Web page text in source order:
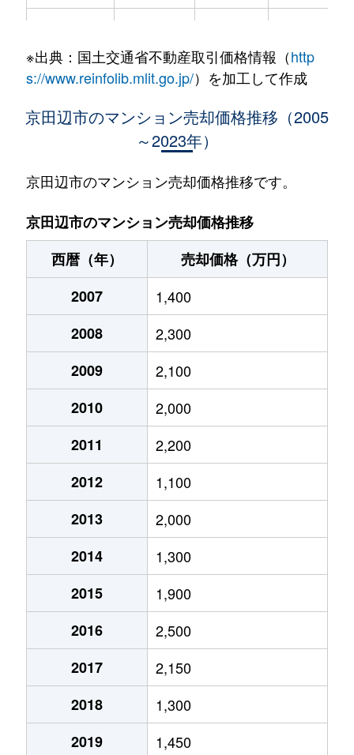
山手東
4,200万円 松井山手 徒歩6分
3,500万円 松井山手
山手南
2,800万円 松井山手 徒歩6分
山手南
3,000万円 松井山手
※出典：国土交通省不動産取引価格情報（http
s://www.reinfolib.mlit.go.jp/）を加工して作成
京田辺市のマンション売却価格推移（2005
～2023年）
京田辺市のマンション売却価格推移です。
京田辺市のマンション売却価格推移
西暦（年）
売却価格（万円）
2007
1,400
2008
2,300
2009
2,100
2010
2,000
2011
2,200
2012
1,100
2013
2,000
2014
1,300
2015
1,900
2016
2,500
2017
2,150
2018
1,300
2019
1,450